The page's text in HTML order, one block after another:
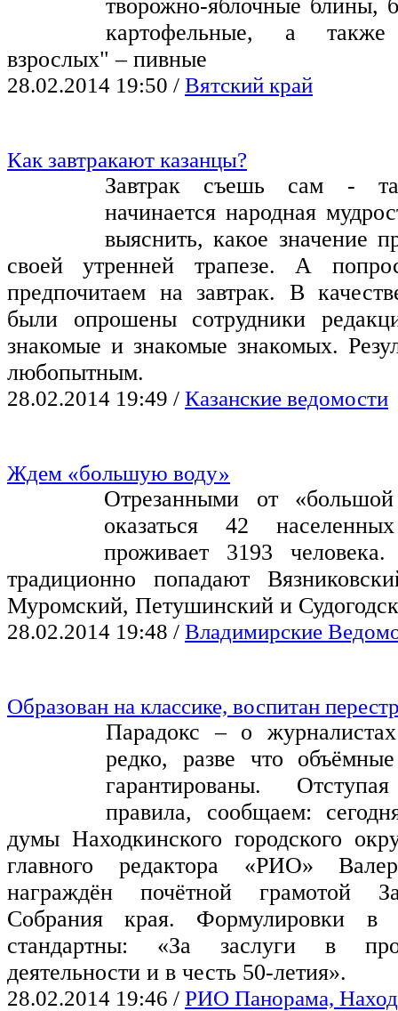
творожно-яблочные блины,
картофельные, а
взрослых" – пивные
28.02.2014 19:50 / Вятский край
Как завтракают казанцы?
Завтрак съешь сам -
начинается народная
выяснить, какое значение
своей утренней трапезе. А
предпочитаем на завтрак. В
были опрошены сотрудники
знакомые и знакомые знакомых.
любопытным.
28.02.2014 19:49 / Казанские ведомости
Ждем «большую воду»
Отрезанными от
оказаться 42
проживает 3193
традиционно попадают
Муромский, Петушинский и
28.02.2014 19:48 / Владимирские
Образован на классике, воспитан
Парадокс – о
редко, разве что
гарантированы.
правила, сообщаем:
думы Находкинского городского
главного редактора «РИО»
награждён почётной грамотой
Собрания края. Формулировки в
стандартны: «За заслуги в
деятельности и в честь 50-летия».
28.02.2014 19:46 / РИО Панорама,